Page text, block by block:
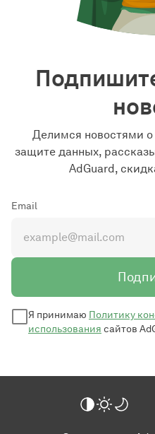
Делимся новостями
защите данных,
AdGuard,
Email
Я принимаю Политику
использования сайтов